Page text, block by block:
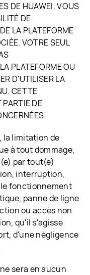
DE HUAWEI. VOUS
DE
LA PLATEFORME
VOTRE SEUL
PLATEFORME OU
D'UTILISER LA
CETTE
DE
la limitation de
à tout dommage,
par tout(e)
interruption,
fonctionnement
panne de ligne
ou accès non
qu'il s'agisse
d'une négligence
sera en aucun